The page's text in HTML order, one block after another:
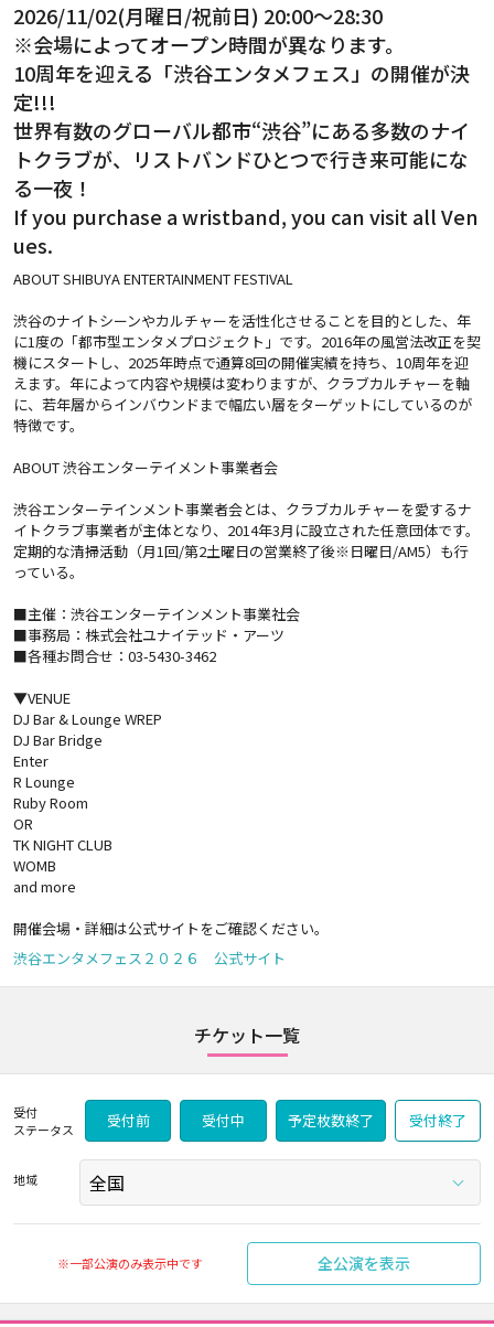
2026/11/02(月曜日/祝前日) 20:00～28:30
※会場によってオープン時間が異なります。
10周年を迎える「渋谷エンタメフェス」の開催が決
定!!!
世界有数のグローバル都市“渋谷”にある多数のナイ
トクラブが、リストバンドひとつで行き来可能にな
る一夜！
If you purchase a wristband, you can visit all Ven
ues.
ABOUT SHIBUYA ENTERTAINMENT FESTIVAL
渋谷のナイトシーンやカルチャーを活性化させることを目的とした、年
に1度の「都市型エンタメプロジェクト」です。2016年の風営法改正を契
機にスタートし、2025年時点で通算8回の開催実績を持ち、10周年を迎
えます。年によって内容や規模は変わりますが、クラブカルチャーを軸
に、若年層からインバウンドまで幅広い層をターゲットにしているのが
特徴です。
ABOUT 渋谷エンターテイメント事業者会
渋谷エンターテインメント事業者会とは、クラブカルチャーを愛するナ
イトクラブ事業者が主体となり、2014年3月に設立された任意団体です。
定期的な清掃活動（月1回/第2土曜日の営業終了後※日曜日/AM5）も行
っている。
■主催：渋谷エンターテインメント事業社会
■事務局：株式会社ユナイテッド・アーツ
■各種お問合せ：03-5430-3462
▼VENUE
DJ Bar & Lounge WREP
DJ Bar Bridge
Enter
R Lounge
Ruby Room
OR
TK NIGHT CLUB
WOMB
and more
開催会場・詳細は公式サイトをご確認ください。
渋谷エンタメフェス２０２６ 公式サイト
チケット一覧
受付
ステータス
受付前 受付中 予定枚数終了 受付終了
地域
※一部公演のみ表示中です 全公演を表示